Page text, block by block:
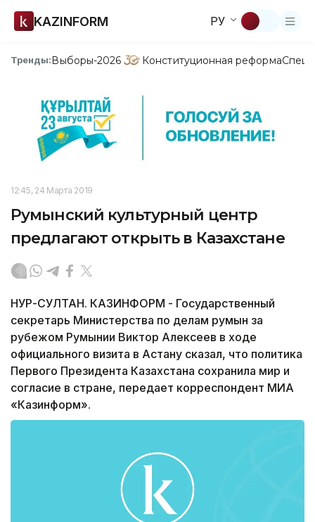
KAZINFORM РУ
Тренды:Выборы-2026 Конституционная реформа
12:45, 24 Марта 2019
Румынский культурный центр
предлагают открыть в Казахстане
НУР-СУЛТАН. КАЗИНФОРМ - Государственный
секретарь Министерства по делам румын за
рубежом Румынии Виктор Алексеев в ходе
официального визита в Астану сказал, что политика
Первого Президента Казахстана сохранила мир и
согласие в стране, передает корреспондент МИА
«Казинформ».